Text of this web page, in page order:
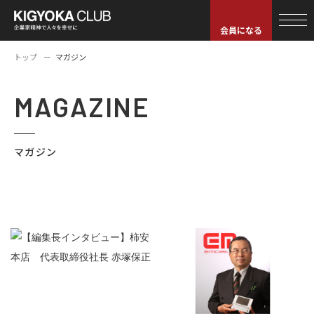
会員になる
トップ マガジン
MAGAZINE
マガジン